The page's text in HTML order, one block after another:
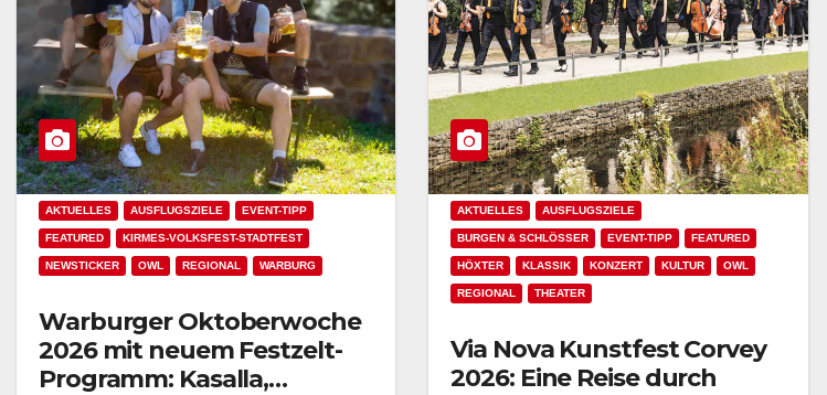
AKTUELLES AUSFLUGSZIELE EVENT-TIPP
FEATURED KIRMES-VOLKSFEST-STADTFEST
NEWSTICKER OWL REGIONAL WARBURG
Warburger Oktoberwoche
2026 mit neuem Festzelt-
Programm: Kasalla,
AKTUELLES AUSFLUGSZIELE
BURGEN & SCHLÖSSER EVENT-TIPP FEATURED
HÖXTER KLASSIK KONZERT KULTUR OWL
REGIONAL THEATER
Via Nova Kunstfest Corvey
2026: Eine Reise durch